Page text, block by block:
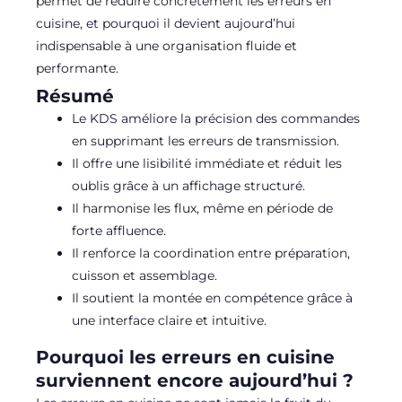
cuisine, et pourquoi il devient aujourd’hui
indispensable à une organisation fluide et
performante.
Résumé
Le KDS améliore la précision des commandes
en supprimant les erreurs de transmission.
Il offre une lisibilité immédiate et réduit les
oublis grâce à un affichage structuré.
Il harmonise les flux, même en période de
forte affluence.
Il renforce la coordination entre préparation,
cuisson et assemblage.
Il soutient la montée en compétence grâce à
une interface claire et intuitive.
Pourquoi les erreurs en cuisine
surviennent encore aujourd’hui ?